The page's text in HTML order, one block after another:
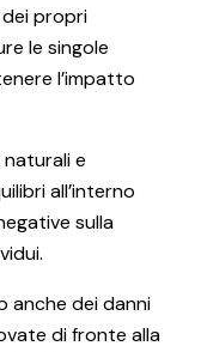
propri
le singole
l’impatto
naturali e
all’interno
sulla
anche dei danni
di fronte alla